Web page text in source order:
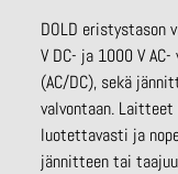
DOLD eristystason
V DC- ja 1000 V
(AC/DC), sekä
valvontaan.
luotettavasti ja
jännitteen tai